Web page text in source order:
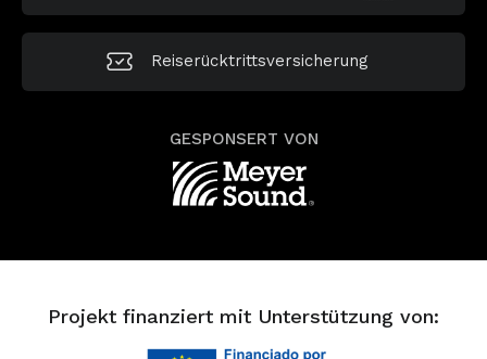
Reiserücktrittsversicherung
GESPONSERT VON
Projekt finanziert mit Unterstützung von: